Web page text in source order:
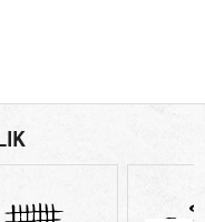
- oplysningerne får du